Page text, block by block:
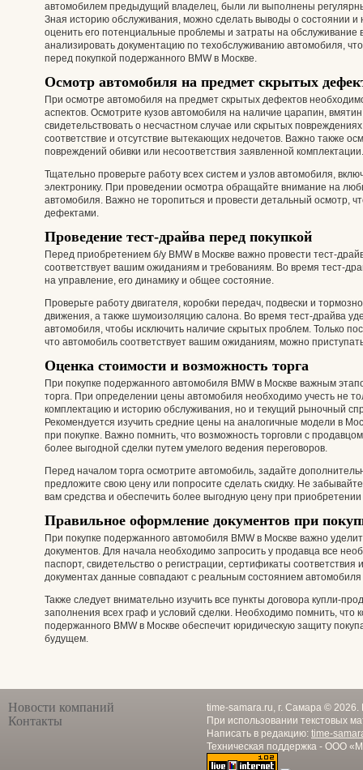
автомобилем предыдущий владелец, были ли выполнены
Зная историю обслуживания, можно сделать выводы о состоянии
оценить его потенциальные проблемы и затраты на
анализировать документацию по техобслуживанию автомобиля,
перед покупкой подержанного BMW в Москве.
Осмотр автомобиля на предмет скрытых
При осмотре автомобиля на предмет скрытых дефектов
аспектов. Осмотрите кузов автомобиля на наличие царапин,
свидетельствовать о несчастном случае или скрытых
соответствие и отсутствие вытекающих недочетов. Важно также
повреждений обивки или несоответствия заявленной комплектации.
Тщательно проверьте работу всех систем и узлов автомобиля,
электронику. При проведении осмотра обращайте внимание на
автомобиля. Важно не торопиться и провести детальный осмотр,
дефектами.
Проведение тест-драйва перед покупкой
Перед приобретением б/у BMW в Москве важно провести тест-
соответствует вашим ожиданиям и требованиям. Во время тест-
на управление, его динамику и общее состояние.
Проверьте работу двигателя, коробки передач, подвески и
движения, а также шумоизоляцию салона. Во время тест-драйва
автомобиля, чтобы исключить наличие скрытых проблем. Только
что автомобиль соответствует вашим ожиданиям, можно
Оценка стоимости и возможность торга
При покупке подержанного автомобиля BMW в Москве важным
торга. При определении цены автомобиля необходимо учесть не
комплектацию и историю обслуживания, но и текущий рыночный
Рекомендуется изучить средние цены на аналогичные модели в
при покупке. Важно помнить, что возможность торговли с
более выгодной сделки путем умелого ведения переговоров.
Перед началом торга осмотрите автомобиль, задайте
предложите свою цену или попросите сделать скидку. Не
вам средства и обеспечить более выгодную цену при приобретении
Правильное оформление документов при
При покупке подержанного автомобиля BMW в Москве важно
документов. Для начала необходимо запросить у продавца все
паспорт, свидетельство о регистрации, сертификаты соответствия
документах данные совпадают с реальным состоянием автомобиля
Также следует внимательно изучить все пункты договора купли-
заполнения всех граф и условий сделки. Необходимо помнить, что
подержанного BMW в Москве обеспечит юридическую защиту
будущем.
Новости компаний
Контакты
time-samara.ru, г. Самара ©
При использовании текстовых
Написать в редакцию: time-
Техническая поддержка - ООО